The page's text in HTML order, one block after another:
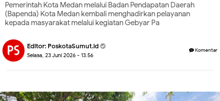
Pemerintah Kota Medan melalui Badan Pendapatan Daerah
(Bapenda) Kota Medan kembali menghadirkan pelayanan
kepada masyarakat melalui kegiatan Gebyar Pa
Editor: PoskotaSumut.id
Selasa, 23 Juni 2026 - 13.56
Komentar